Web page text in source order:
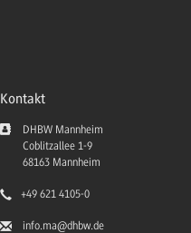
Kontakt
DHBW Mannheim
Coblitzallee 1-9
68163 Mannheim
+49 621 4105-0
info.ma@dhbw.de